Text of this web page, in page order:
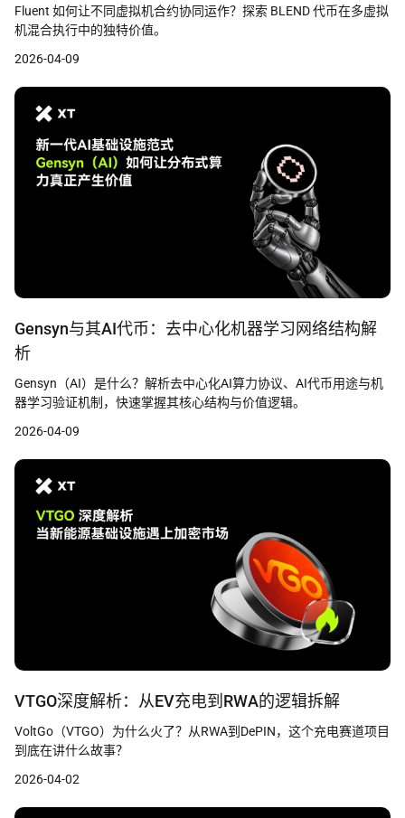
Fluent 如何让不同虚拟机合约协同运作？探索 BLEND 代币在多虚拟
机混合执行中的独特价值。
2026-04-09
Gensyn与其AI代币：去中心化机器学习网络结构解
析
Gensyn（AI）是什么？解析去中心化AI算力协议、AI代币用途与机
器学习验证机制，快速掌握其核心结构与价值逻辑。
2026-04-09
VTGO深度解析：从EV充电到RWA的逻辑拆解
VoltGo（VTGO）为什么火了？从RWA到DePIN，这个充电赛道项目
到底在讲什么故事？
2026-04-02